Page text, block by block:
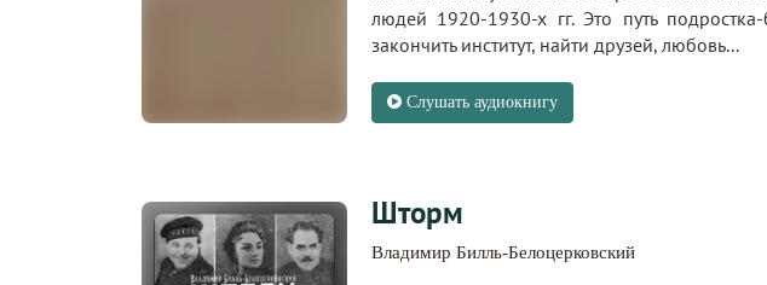
людей 1920-1930-х гг. Это путь
закончить институт, найти друзей, любовь...
Слушать аудиокнигу
Шторм
Владимир Билль-Белоцерковский